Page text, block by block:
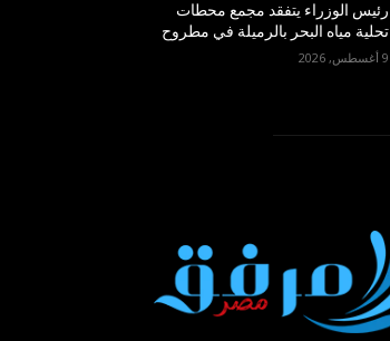
رئيس الوزراء يتفقد مجمع محطات
تحلية مياه البحر بالرميلة في مطروح
9 أغسطس, 2026